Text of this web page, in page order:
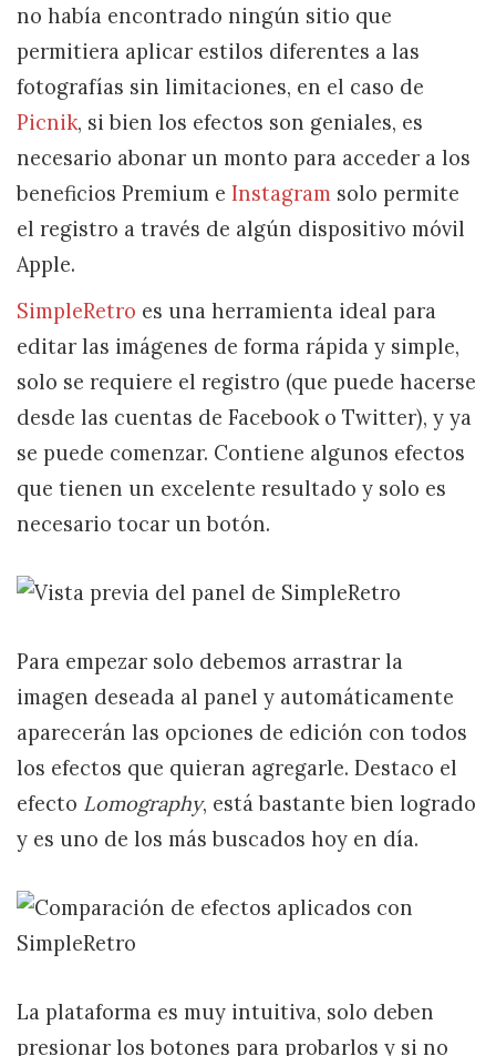
no había encontrado ningún sitio que
permitiera aplicar estilos diferentes a las
fotografías sin limitaciones, en el caso de
Picnik, si bien los efectos son geniales, es
necesario abonar un monto para acceder a los
beneficios Premium e Instagram solo permite
el registro a través de algún dispositivo móvil
Apple.
SimpleRetro es una herramienta ideal para
editar las imágenes de forma rápida y simple,
solo se requiere el registro (que puede hacerse
desde las cuentas de Facebook o Twitter), y ya
se puede comenzar. Contiene algunos efectos
que tienen un excelente resultado y solo es
necesario tocar un botón.
Para empezar solo debemos arrastrar la
imagen deseada al panel y automáticamente
aparecerán las opciones de edición con todos
los efectos que quieran agregarle. Destaco el
efecto Lomography, está bastante bien logrado
y es uno de los más buscados hoy en día.
La plataforma es muy intuitiva, solo deben
presionar los botones para probarlos y si no